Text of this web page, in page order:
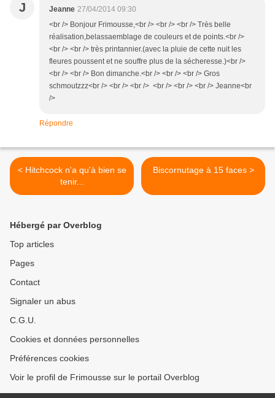
J Jeanne 27/04/2014 09:30
<br /> Bonjour Frimousse,<br /> <br /> <br /> Très belle
réalisation,belassaemblage de couleurs et de points.<br />
<br /> <br /> très printannier.(avec la pluie de cette nuit les
fleures poussent et ne souffre plus de la sécheresse.)<br />
<br /> <br /> Bon dimanche.<br /> <br /> <br /> Gros
schmoutzzz<br /> <br /> <br /> <br /> <br /> <br /> Jeanne<br
/>
Répondre
< Hitchcock n'a qu'à bien se
tenir...
Biscornutage à 15 faces >
Hébergé par Overblog
Top articles
Pages
Contact
Signaler un abus
C.G.U.
Cookies et données personnelles
Préférences cookies
Voir le profil de Frimousse sur le portail Overblog